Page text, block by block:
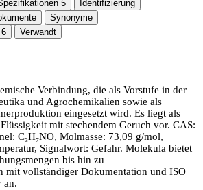
5
Identifizierung
Synonyme
6 Verwandt
Verbindung, die als Vorstufe in der
und Agrochemikalien sowie als
eingesetzt wird. Es liegt als
mit stechendem Geruch vor. CAS:
C₃H₇NO, Molmasse: 73,09 g/mol,
Signalwort: Gefahr. Molekula bietet
bis hin zu
mit vollständiger Dokumentation und ISO
an.